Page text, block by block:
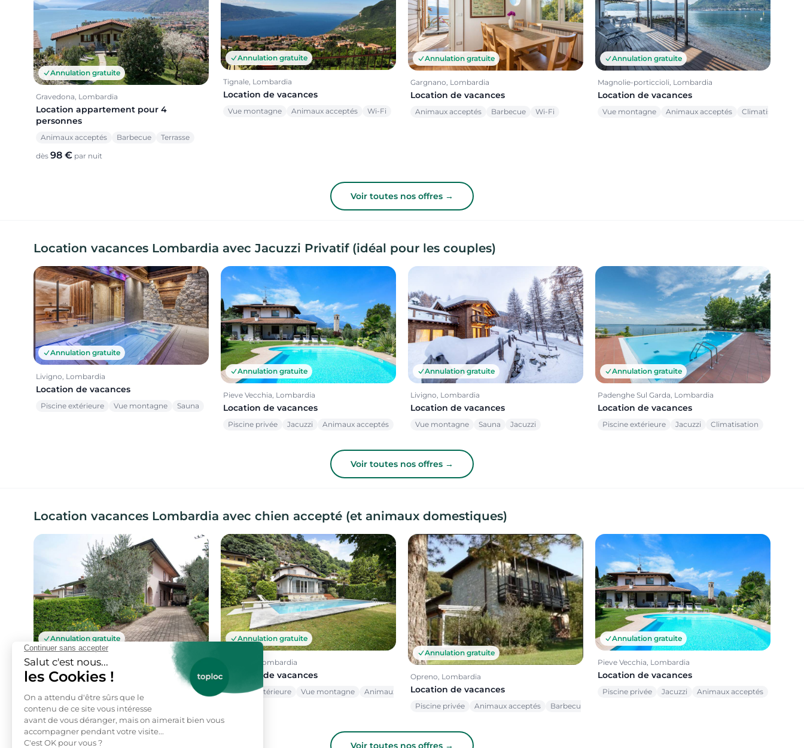
Annulation gratuite
Gravedona, Lombardia
Location appartement pour 4
personnes
Animaux acceptés Barbecue Terrasse
dès 98 € par nuit
Annulation gratuite
Tignale, Lombardia
Location de vacances
Vue montagne Animaux acceptés Wi-Fi
Annulation gratuite
Gargnano, Lombardia
Location de vacances
Animaux acceptés Barbecue Wi-Fi
Annulation gratuite
Magnolie-porticcioli, Lombardia
Location de vacances
Vue montagne Animaux acceptés Climatisation
Voir toutes nos offres →
Location vacances Lombardia avec Jacuzzi Privatif (idéal pour les couples)
Annulation gratuite
Livigno, Lombardia
Location de vacances
Piscine extérieure Vue montagne Sauna
Annulation gratuite
Pieve Vecchia, Lombardia
Location de vacances
Piscine privée Jacuzzi Animaux acceptés
Annulation gratuite
Livigno, Lombardia
Location de vacances
Vue montagne Sauna Jacuzzi
Annulation gratuite
Padenghe Sul Garda, Lombardia
Location de vacances
Piscine extérieure Jacuzzi Climatisation
Voir toutes nos offres →
Location vacances Lombardia avec chien accepté (et animaux domestiques)
Annulation gratuite
Soiano, Lombardia
Location de vacances
Animaux acceptés
Annulation gratuite
Domaso, Lombardia
Location de vacances
Piscine extérieure Vue montagne Animaux acceptés
Annulation gratuite
Opreno, Lombardia
Location de vacances
Piscine privée Animaux acceptés Barbecue
Annulation gratuite
Pieve Vecchia, Lombardia
Location de vacances
Piscine privée Jacuzzi Animaux acceptés
Voir toutes nos offres →